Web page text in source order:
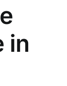
in